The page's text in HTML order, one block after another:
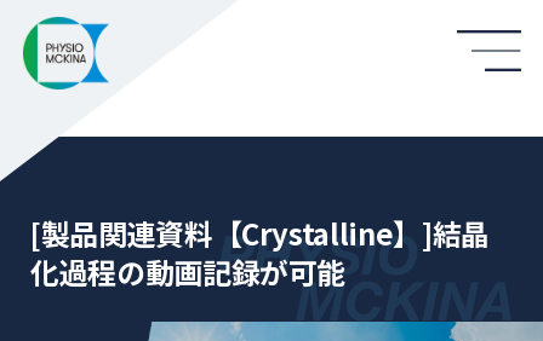
[製品関連資料【Crystalline】]結晶
化過程の動画記録が可能